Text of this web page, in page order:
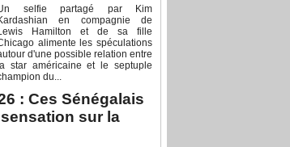
selfie partagé par Kim
en compagnie de
Hamilton et de sa fille
alimente les spéculations
d'une possible relation entre
la star américaine et le septuple
du...
: Ces Sénégalais
sur la